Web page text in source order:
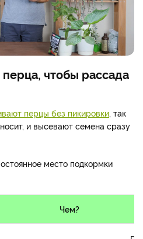
чтобы рассада
перцы без пикировки, так
и высевают семена сразу
место подкормки
Чем?